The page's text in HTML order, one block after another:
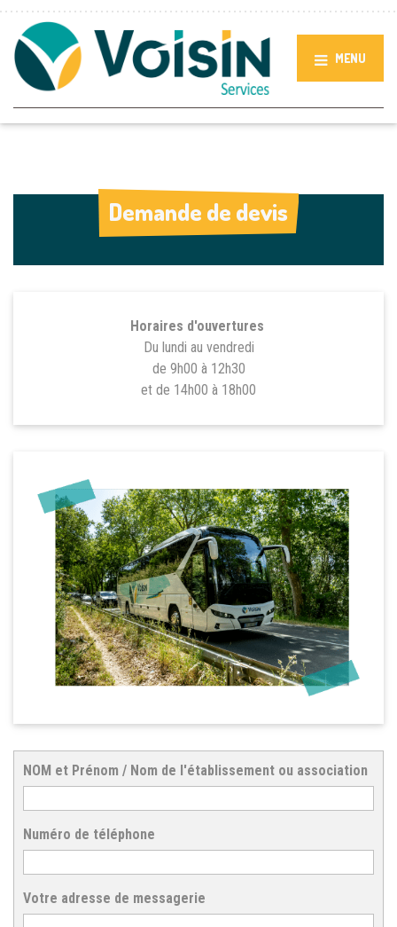
MENU
Demande de devis
Demande de devis
Horaires d'ouvertures
Du lundi au vendredi
de 9h00 à 12h30
et de 14h00 à 18h00
NOM et Prénom / Nom de l'établissement ou association
Numéro de téléphone
Votre adresse de messagerie